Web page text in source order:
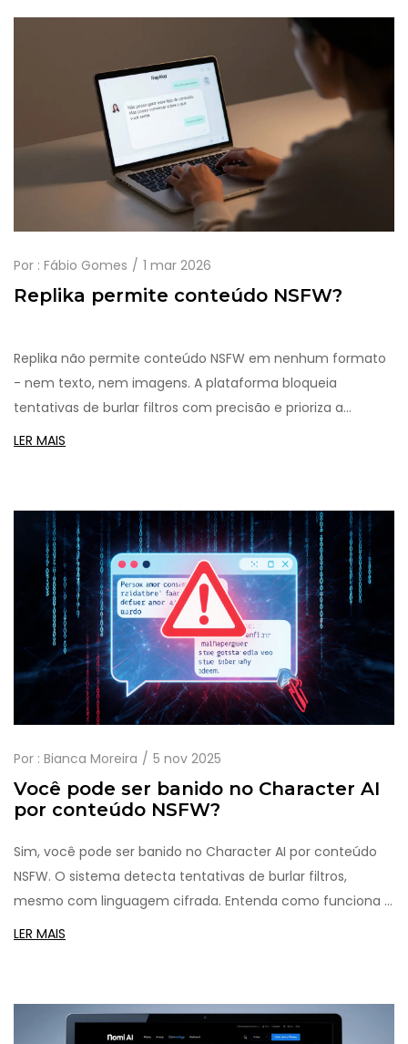
Por : Fábio Gomes 1 mar 2026
Replika permite conteúdo NSFW?
Replika não permite conteúdo NSFW em nenhum formato
- nem texto, nem imagens. A plataforma bloqueia
tentativas de burlar filtros com precisão e prioriza a
segurança emocional dos usuários. Saiba por quê e como
LER MAIS
Por : Bianca Moreira 5 nov 2025
Você pode ser banido no Character AI
por conteúdo NSFW?
Sim, você pode ser banido no Character AI por conteúdo
NSFW. O sistema detecta tentativas de burlar filtros,
mesmo com linguagem cifrada. Entenda como funciona o
banimento e como criar personagens intensos sem cruzar
LER MAIS